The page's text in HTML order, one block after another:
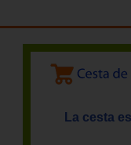
La cesta